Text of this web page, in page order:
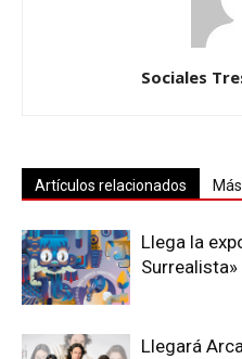
Sociales
Artículos relacionados
Llega la
Surrealista»
Llegará